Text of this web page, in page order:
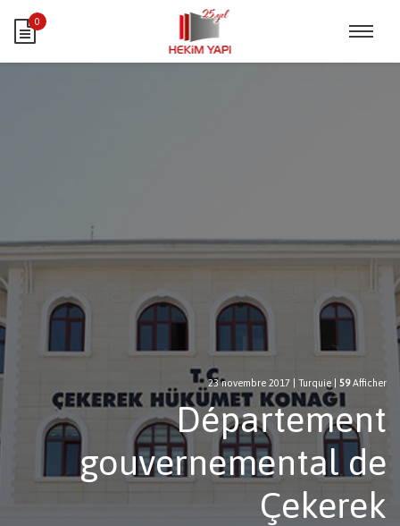
0
23 novembre 2017 Turquie 59Afficher
Département
gouvernemental de
Çekerek